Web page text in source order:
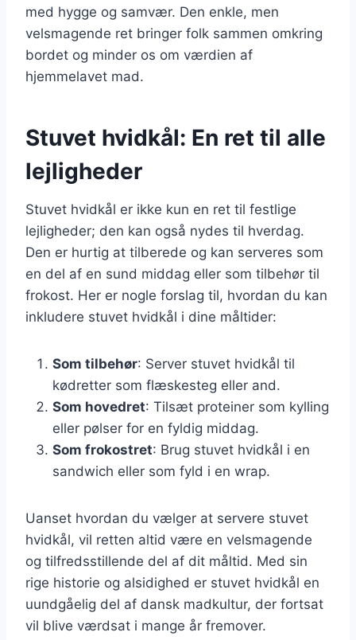
med hygge og samvær. Den enkle, men
velsmagende ret bringer folk sammen omkring
bordet og minder os om værdien af
hjemmelavet mad.
Stuvet hvidkål: En ret til alle
lejligheder
Stuvet hvidkål er ikke kun en ret til festlige
lejligheder; den kan også nydes til hverdag.
Den er hurtig at tilberede og kan serveres som
en del af en sund middag eller som tilbehør til
frokost. Her er nogle forslag til, hvordan du kan
inkludere stuvet hvidkål i dine måltider:
Som tilbehør: Server stuvet hvidkål til
kødretter som flæskesteg eller and.
Som hovedret: Tilsæt proteiner som kylling
eller pølser for en fyldig middag.
Som frokostret: Brug stuvet hvidkål i en
sandwich eller som fyld i en wrap.
Uanset hvordan du vælger at servere stuvet
hvidkål, vil retten altid være en velsmagende
og tilfredsstillende del af dit måltid. Med sin
rige historie og alsidighed er stuvet hvidkål en
uundgåelig del af dansk madkultur, der fortsat
vil blive værdsat i mange år fremover.